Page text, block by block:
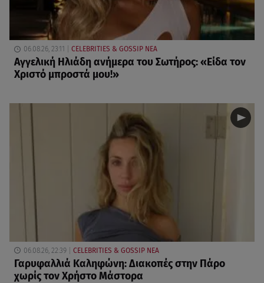
06.08.26, 23:11 CELEBRITIES & GOSSIP ΝΕΑ
Αγγελική Ηλιάδη ανήμερα του Σωτήρος: «Είδα τον
Χριστό μπροστά μου!»
06.08.26, 22:39 CELEBRITIES & GOSSIP ΝΕΑ
Γαρυφαλλιά Καληφώνη: Διακοπές στην Πάρο
χωρίς τον Χρήστο Μάστορα